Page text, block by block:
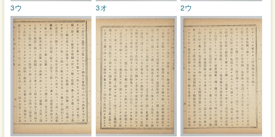
2ウ
3オ
3ウ